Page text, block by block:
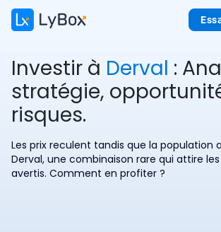
Investir à Derval :
stratégie,
risques.
Les prix reculent tandis que la population
Derval, une combinaison rare qui attire
avertis. Comment en profiter ?